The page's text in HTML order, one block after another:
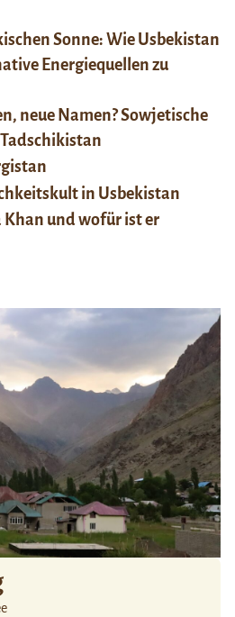
Sonne: Wie Usbekistan
Energiequellen zu
neue Namen? Sowjetische
in Usbekistan
Khan und wofür ist er